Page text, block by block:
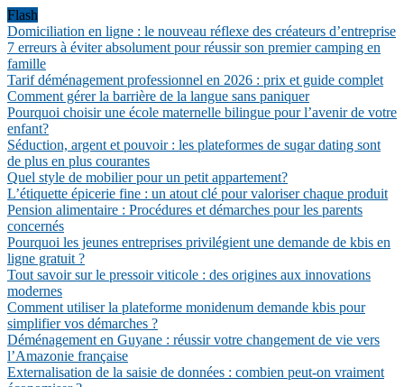
Flash
Domiciliation en ligne : le nouveau réflexe des créateurs d’entreprise
7 erreurs à éviter absolument pour réussir son premier camping en
famille
Tarif déménagement professionnel en 2026 : prix et guide complet
Comment gérer la barrière de la langue sans paniquer
Pourquoi choisir une école maternelle bilingue pour l’avenir de votre
enfant?
Séduction, argent et pouvoir : les plateformes de sugar dating sont
de plus en plus courantes
Quel style de mobilier pour un petit appartement?
L’étiquette épicerie fine : un atout clé pour valoriser chaque produit
Pension alimentaire : Procédures et démarches pour les parents
concernés
Pourquoi les jeunes entreprises privilégient une demande de kbis en
ligne gratuit ?
Tout savoir sur le pressoir viticole : des origines aux innovations
modernes
Comment utiliser la plateforme monidenum demande kbis pour
simplifier vos démarches ?
Déménagement en Guyane : réussir votre changement de vie vers
l’Amazonie française
Externalisation de la saisie de données : combien peut-on vraiment